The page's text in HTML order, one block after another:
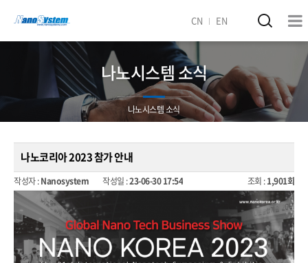
CN EN
나노시스템 소식
나노시스템 소식
나노코리아 2023 참가 안내
작성자 :Nanosystem 작성일 :23-06-30 17:54 조회 :1,901회